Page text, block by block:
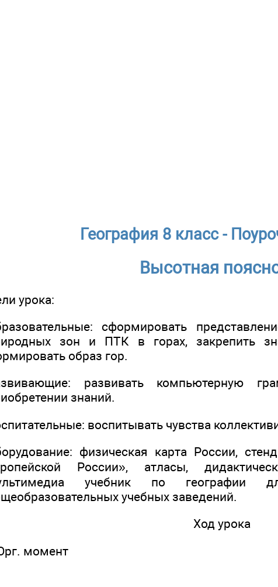
География 8 класс -
Высотная
урока:
сформировать
зон и ПТК в горах, закрепить
образ гор.
развивать компьютерную
знаний.
воспитывать чувства
физическая карта России,
России», атласы,
учебник по географии
учебных заведений.
Ход урока
момент